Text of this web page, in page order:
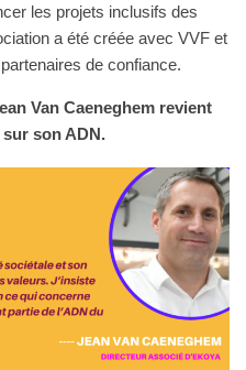
les projets inclusifs des
a été créée avec VVF et
de confiance.
Van Caeneghem revient
son ADN.